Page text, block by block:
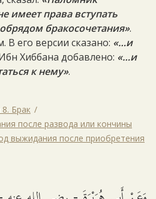
имеет права вступать
бракосочетания».
В его версии сказано: «…и
Хиббана добавлено: «…и
к нему».
8. Брак
после развода или кончины
выжидания после приобретения